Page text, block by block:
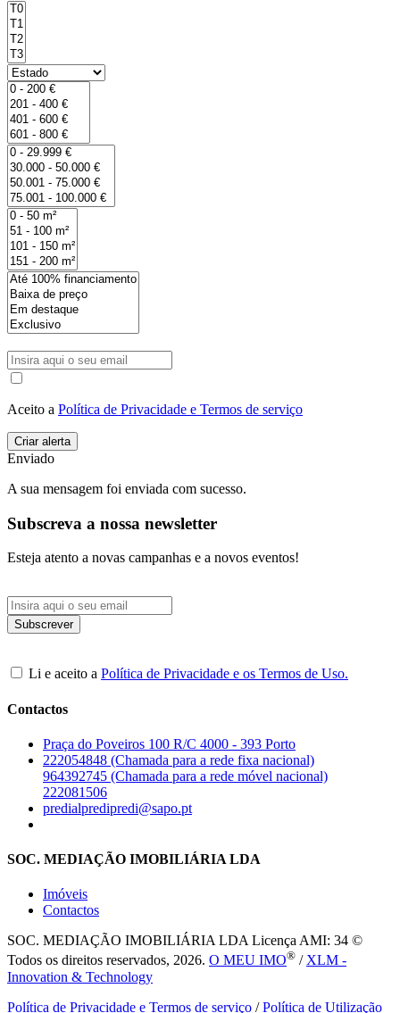
Aceito a Política de Privacidade e Termos de serviço
Enviado
A sua mensagem foi enviada com sucesso.
Subscreva a nossa newsletter
Esteja atento a novas campanhas e a novos eventos!
Li e aceito a Política de Privacidade e os Termos de Uso.
Contactos
Praça do Poveiros 100 R/C 4000 - 393 Porto
222054848 (Chamada para a rede fixa nacional)
964392745 (Chamada para a rede móvel nacional)
222081506
predialpredipredi@sapo.pt
SOC. MEDIAÇÃO IMOBILIÁRIA LDA
Imóveis
Contactos
SOC. MEDIAÇÃO IMOBILIÁRIA LDA Licença AMI: 34 ©
Todos os direitos reservados, 2026. O MEU IMO® /XLM -
Innovation & Technology
Política de Privacidade e Termos de serviço /Política de Utilização